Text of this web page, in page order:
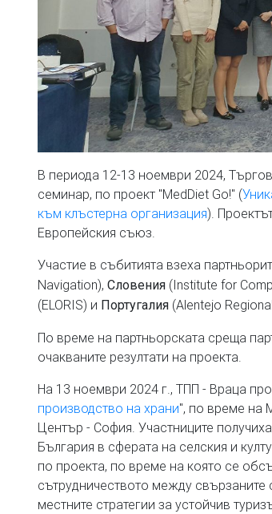
В периода 12-13 ноември 2024,
семинар, по проект "MedDiet Go!" (
към клъстерна организация).
Европейския съюз.
Участие в събитията взеха
Navigation), Словения (Institute for
(ELORIS) и Португалия (Alentejo
По време на партньорската среща
очакваните резултати на проекта.
На 13 ноември 2024 г., ТПП - Враца
производство на храни", по време на
Център - София. Участниците
България в сферата на селския и
по проекта, по време на която се
сътрудничеството между свързаните
местните стратегии за устойчив